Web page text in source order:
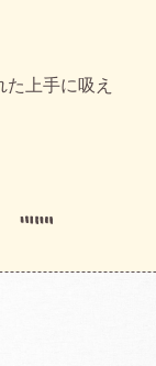
た 上手に吸え